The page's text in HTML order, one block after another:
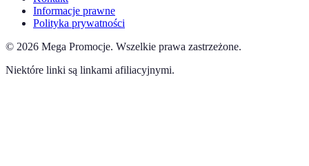
Informacje prawne
Polityka prywatności
© 2026 Mega Promocje. Wszelkie prawa zastrzeżone.
Niektóre linki są linkami afiliacyjnymi.